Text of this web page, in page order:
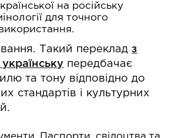
на російську
для точного
Такий перекладз
передбачає
та тону відповідно до
стандартів і культурних